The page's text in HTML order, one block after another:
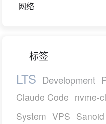
网络
标签
LTS Development
Claude Code nvme-
System VPS Sanoid